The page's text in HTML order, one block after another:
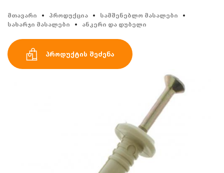
მთავარი პროდუქცია
სამშენებლო მასალები
სახარჯი მასალები
ანკერი და დუბელი
პროდუქტის შეძენა